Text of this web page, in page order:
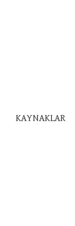
KAYNAKLAR